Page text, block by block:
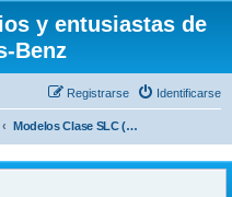
y entusiastas de
Benz
Identificarse
Registrarse
Modelos Clase SLC (SLK)